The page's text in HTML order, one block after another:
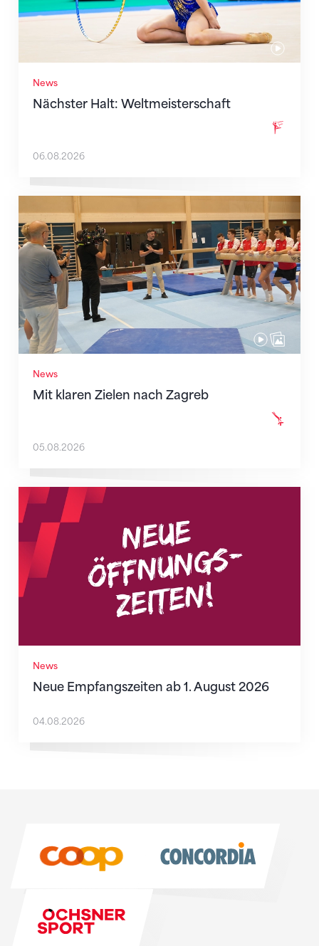
News
Nächster Halt: Weltmeisterschaft
06.08.2026
News
Mit klaren Zielen nach Zagreb
Mit klaren Zielen nach Zagreb
05.08.2026
News
Neue Empfangszeiten ab 1. August 2026
Neue Empfangszeiten ab 1. August 2026
04.08.2026